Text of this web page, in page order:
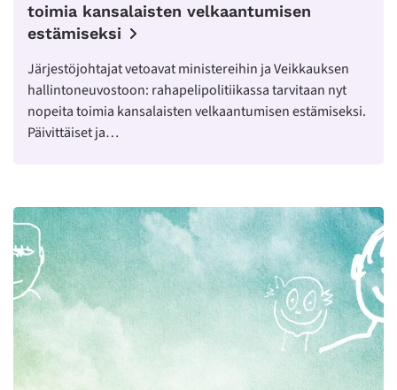
toimia kansalaisten velkaantumisen
estämiseksi
Järjestöjohtajat vetoavat ministereihin ja Veikkauksen
hallintoneuvostoon: rahapelipolitiikassa tarvitaan nyt
nopeita toimia kansalaisten velkaantumisen estämiseksi.
Päivittäiset ja…